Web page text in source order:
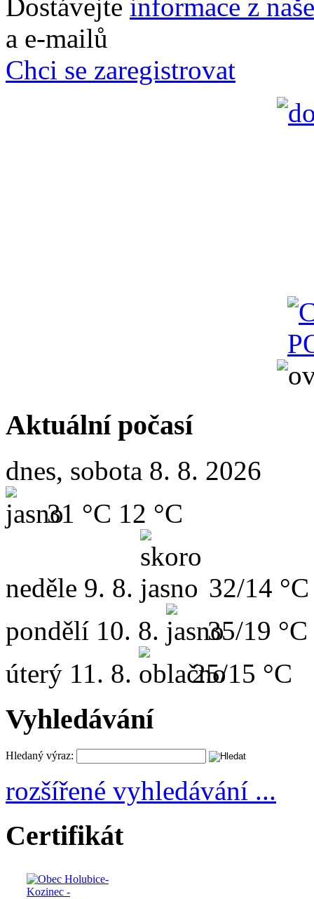
Dostávejte informace z
a e-mailů
Chci se zaregistrovat
Aktuální počasí
dnes, sobota 8. 8. 2026
31 °C 12 °C
neděle 9. 8.
32/14 °C
pondělí 10. 8.
35/19 °C
úterý 11. 8. 25/15 °C
Vyhledávání
Hledaný výraz:
rozšířené vyhledávání ...
Certifikát